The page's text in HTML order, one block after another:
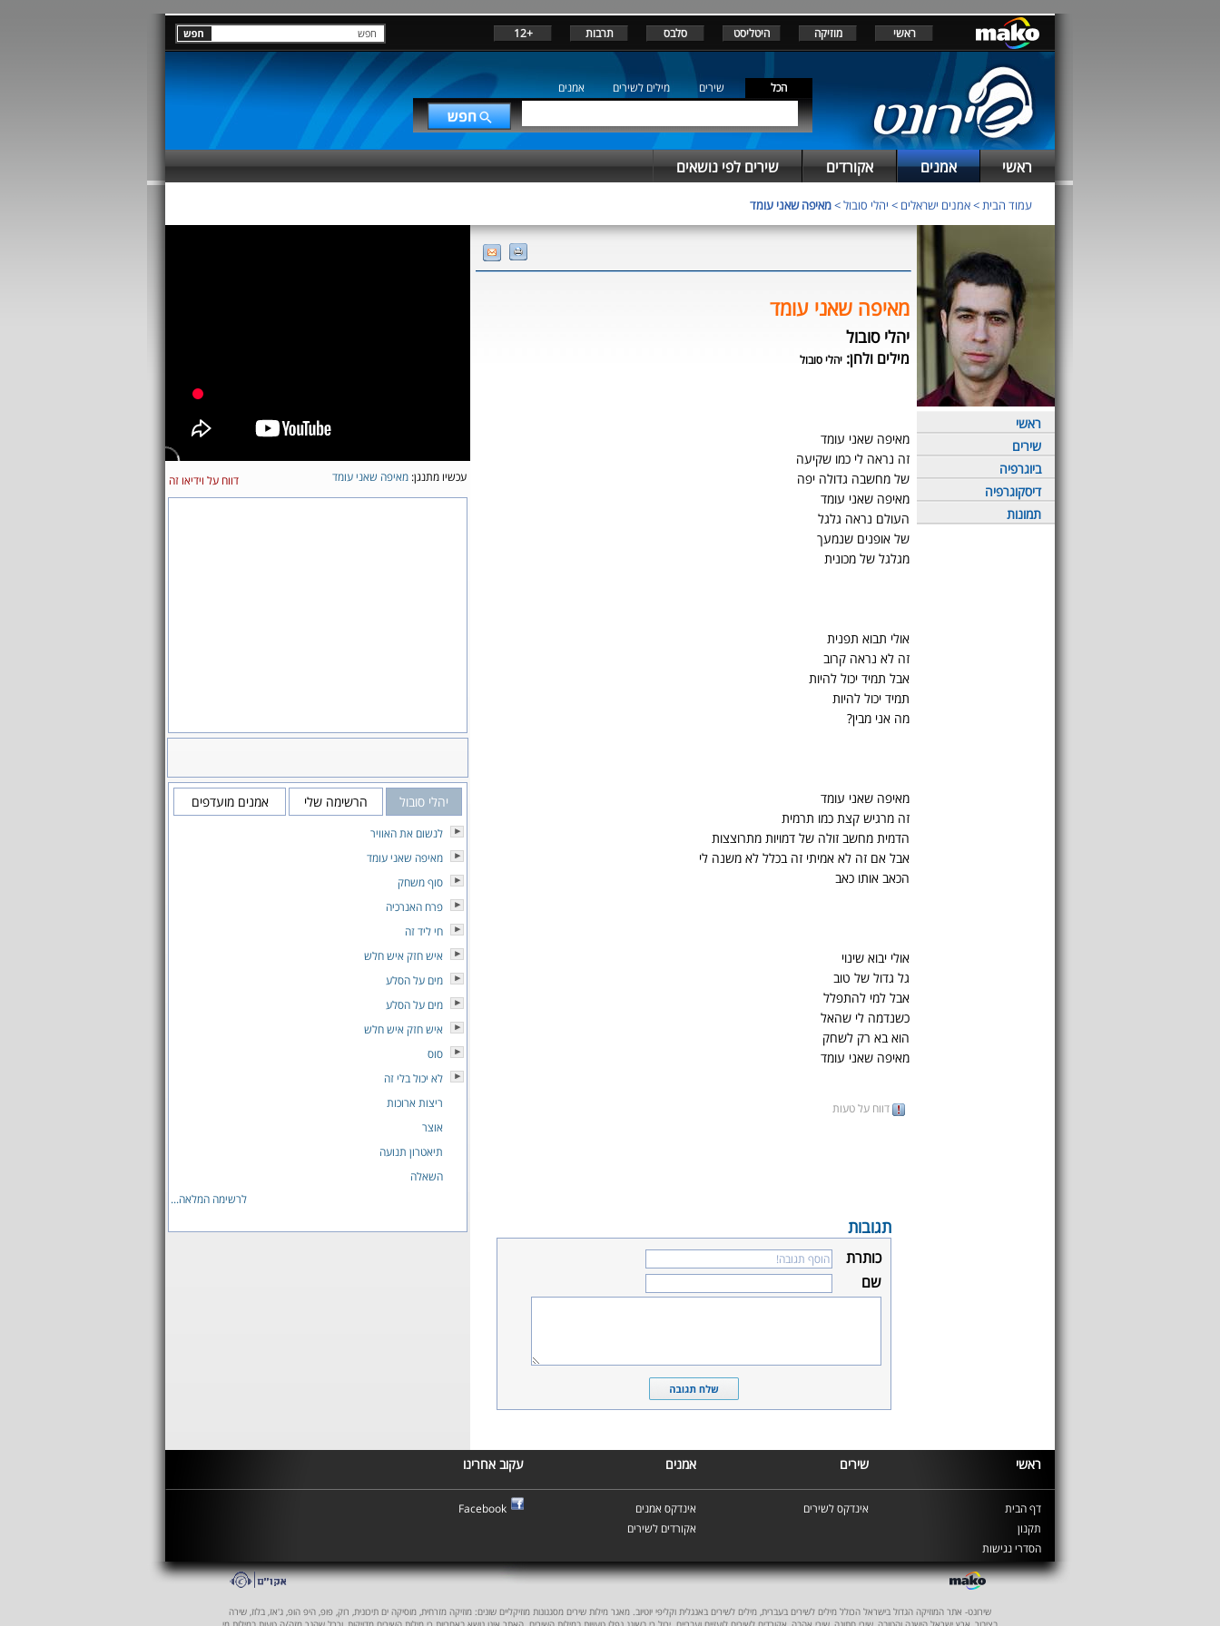
ראשי מוזיקה היטליסט סלבס תרבות +12
הכל שירים מילים לשירים אמנים
ראשי אמנים אקורדים שירים לפי נושאים
עמוד הבית>אמנים ישראלים > יהלי סובול>מאיפה שאני עומד
ראשי
שירים
ביוגרפיה
דיסקוגרפיה
תמונות
מאיפה שאני עומד
יהלי סובול
מילים ולחן: יהלי סובול
מאיפה שאני עומד
זה נראה לי כמו שקיעה
של מחשבה גדולה יפה
מאיפה שאני עומד
העולם נראה גלגל
של אופנים שנמעך
מגלגל של מכונית
אולי תבוא תפנית
זה לא נראה קרוב
אבל תמיד יכול להיות
תמיד יכול להיות
מה אני מבין?
מאיפה שאני עומד
זה מרגיש קצת כמו תרמית
הדמית מחשב זולה של דמויות מתרוצצות
אבל אם זה לא אמיתי זה בכלל לא משנה לי
הכאב אותו כאב
אולי יבוא שינוי
גל גדול של טוב
אבל למי להתפלל
כשנדמה לי שהאל
הוא בא רק לשחק
מאיפה שאני עומד
דווח על טעות
תגובות
כותרת
שם
עכשיו מתנגן: מאיפה שאני עומד דווח על וידיאו זה
יהלי סובול הרשימה שלי אמנים מועדפים
לנשום את האוויר
מאיפה שאני עומד
סוף משחק
פרח האנרכיה
חי ליד זה
איש חזק איש חלש
מים על הסלע
מים על הסלע
איש חזק איש חלש
סוס
לא יכול בלי זה
ריצות ארוכות
אוצר
תיאטרון תנועה
השאלה
לרשימה המלאה...
ראשי שירים אמנים עקוב אחרינו
דף הבית
תקנון
הסדרי נגישות
אינדקס לשירים
אינדקס אמנים
אקורדים לשירים
Facebook
שירונט- אתר המוזיקה הגדול בישראל הכולל מילים לשירים בעברית, מילים לשירים באנגלית וקליפי יוטיוב. מאגר מילות שירים מסגנונות מוזיקליים שונים: מוזיקה מזרחית, מוסיקה ים תיכונית, רוק, פופ, היפ הופ, ג'אז, בלוז, שירה